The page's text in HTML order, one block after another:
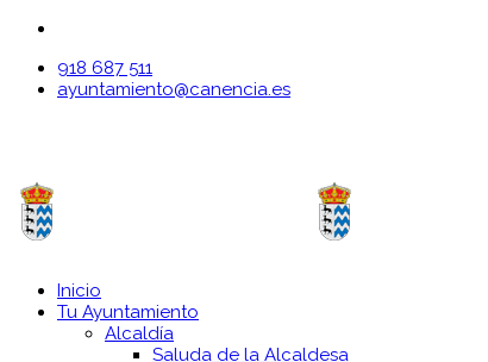
918 687 511
ayuntamiento@canencia.es
Inicio
Tu Ayuntamiento
Alcaldía
Saluda de la Alcaldesa